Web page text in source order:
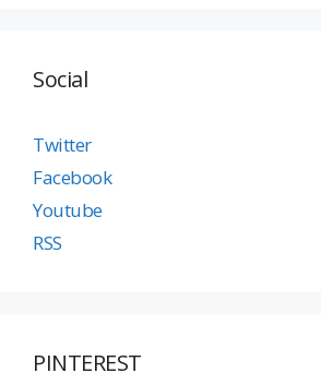
Social
Twitter
Facebook
Youtube
RSS
PINTEREST